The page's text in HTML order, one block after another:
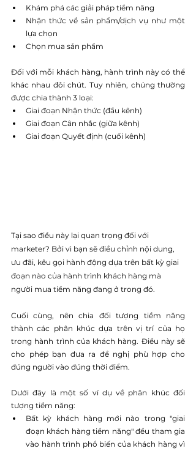
Khám phá các giải pháp tiềm năng
Nhận thức về sản phẩm/dịch vụ như một
lựa chọn
Chọn mua sản phẩm
Đối với mỗi khách hàng, hành trình này có thể
khác nhau đôi chút. Tuy nhiên, chúng thường
được chia thành 3 loại:
Giai đoạn Nhận thức (đầu kênh)
Giai đoạn Cân nhắc (giữa kênh)
Giai đoạn Quyết định (cuối kênh)
Tại sao điều này lại quan trọng đối với
marketer? Bởi vì bạn sẽ điều chỉnh nội dung,
ưu đãi, kêu gọi hành động dựa trên bất kỳ giai
đoạn nào của hành trình khách hàng mà
người mua tiềm năng đang ở trong đó.
Cuối cùng, nên chia đối tượng tiềm năng
thành các phân khúc dựa trên vị trí của họ
trong hành trình của khách hàng. Điều này sẽ
cho phép bạn đưa ra đề nghị phù hợp cho
đúng người vào đúng thời điểm.
Dưới đây là một số ví dụ về phân khúc đối
tượng tiềm năng:
Bất kỳ khách hàng mới nào trong "giai
đoạn khách hàng tiềm năng" đều tham gia
vào hành trình phổ biến của khách hàng vì